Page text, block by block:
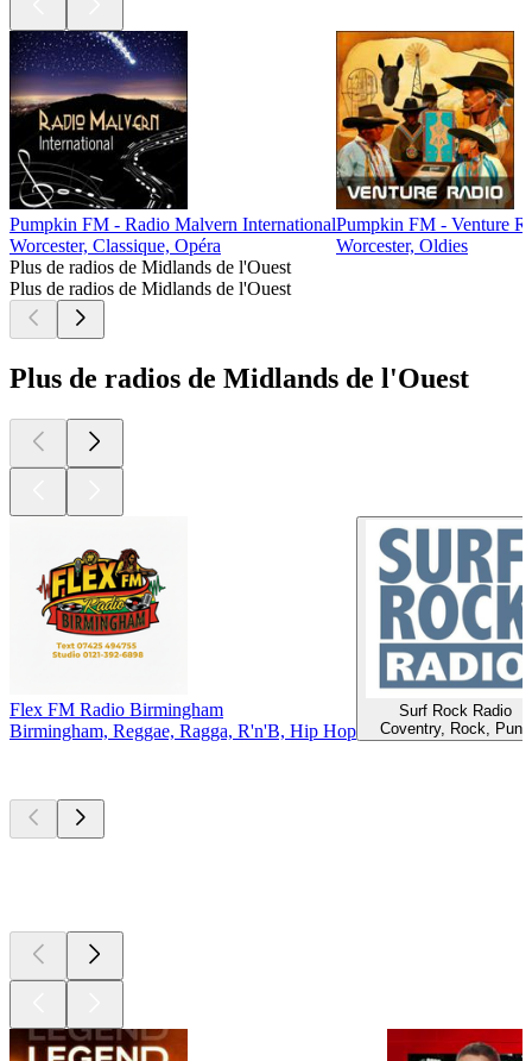
Pumpkin FM - Radio Malvern International
Worcester, Classique, Opéra
Pumpkin FM - Venture
Worcester, Oldies
Plus de radios de Midlands de l'Ouest
Plus de radios de Midlands de l'Ouest
Plus de radios de Midlands de l'Ouest
Flex FM Radio Birmingham
Birmingham, Reggae, Ragga, R'n'B, Hip Hop
Surf Rock Radio
Coventry, Rock, Punk